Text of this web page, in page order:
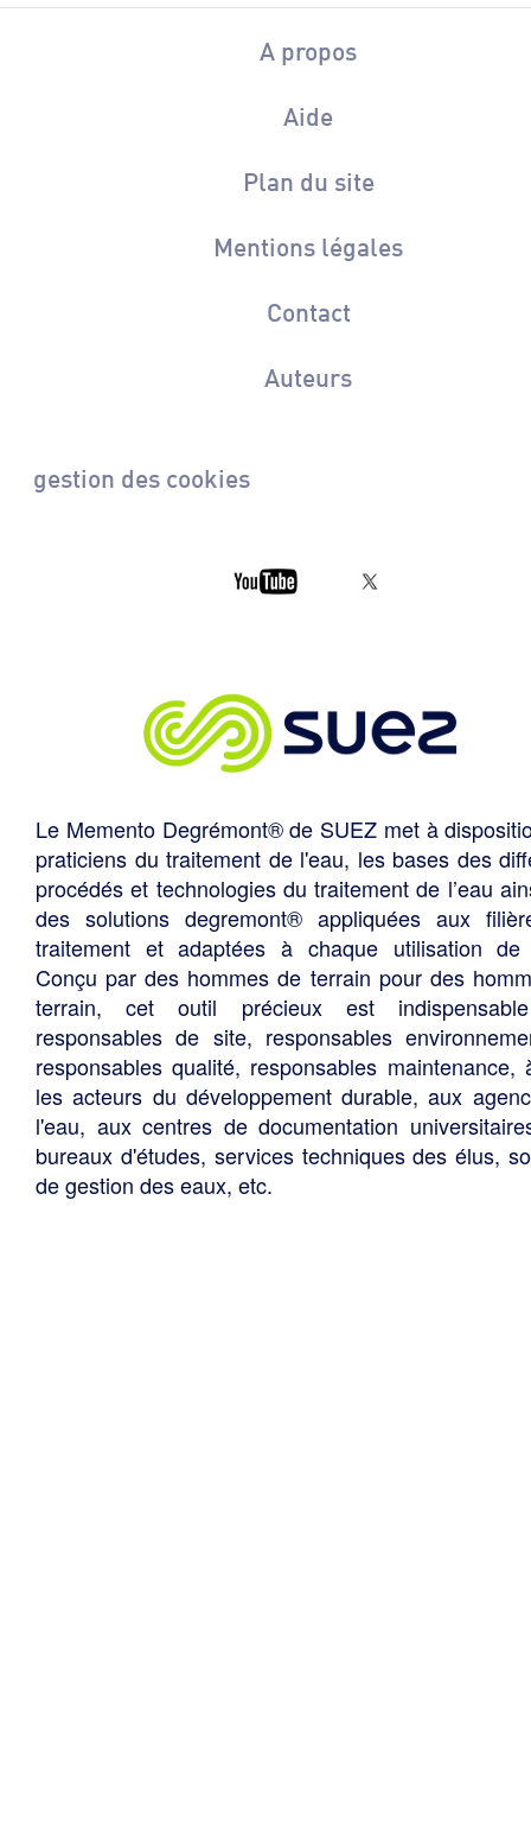
A propos
Aide
Plan du site
Mentions légales
Contact
Auteurs
gestion des cookies
Le Memento Degrémont® de SUEZ met à
praticiens du traitement de l'eau, les bases des
procédés et technologies du traitement de l’eau
des solutions degremont® appliquées aux
traitement et adaptées à chaque utilisation de
Conçu par des hommes de terrain pour des
terrain, cet outil précieux est
responsables de site, responsables
responsables qualité, responsables maintenance,
les acteurs du développement durable, aux
l'eau, aux centres de documentation
bureaux d'études, services techniques des élus,
de gestion des eaux, etc.